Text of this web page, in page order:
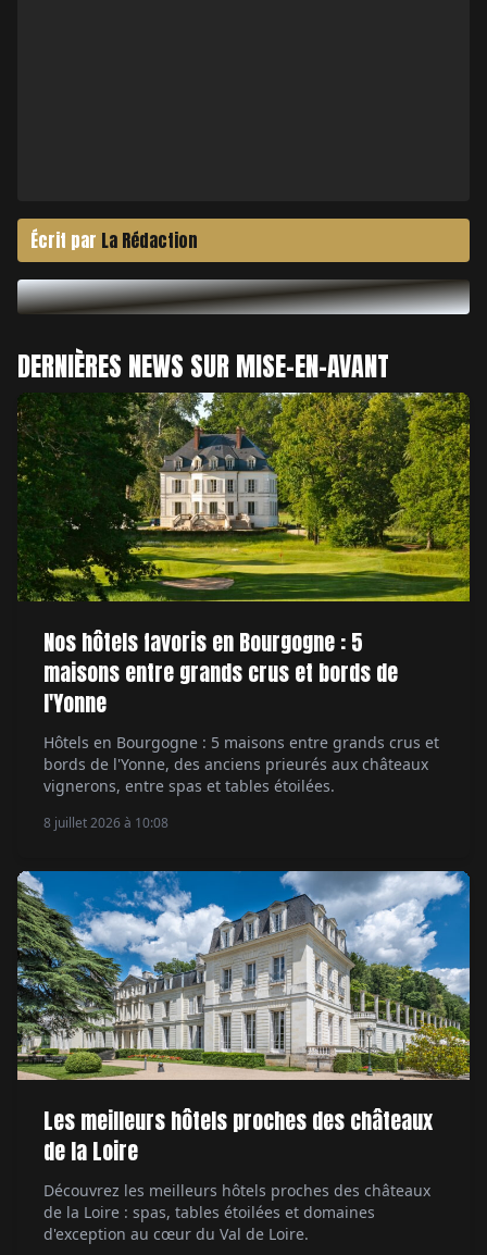
Écrit par La Rédaction
DERNIÈRES NEWS SUR MISE-EN-AVANT
Nos hôtels favoris en Bourgogne : 5
maisons entre grands crus et bords de
l'Yonne
Hôtels en Bourgogne : 5 maisons entre grands crus et
bords de l'Yonne, des anciens prieurés aux châteaux
vignerons, entre spas et tables étoilées.
8 juillet 2026 à 10:08
Les meilleurs hôtels proches des châteaux
de la Loire
Découvrez les meilleurs hôtels proches des châteaux
de la Loire : spas, tables étoilées et domaines
d'exception au cœur du Val de Loire.